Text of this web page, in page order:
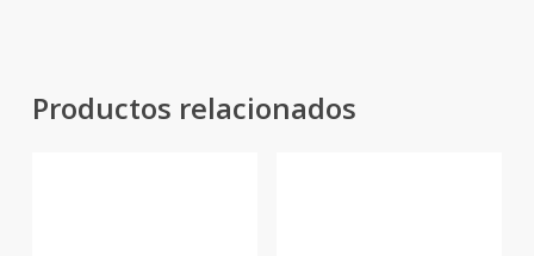
Productos relacionados